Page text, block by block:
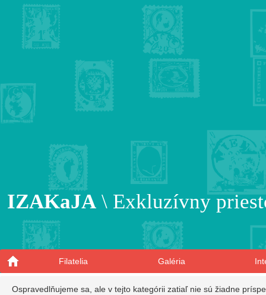
IZAKaJA \ Exkluzívny
Filatelia Galéria
Ospravedlňujeme sa, ale v tejto kategórii zatiaľ nie sú žiadne